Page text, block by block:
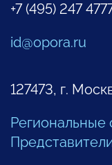
+7 (495) 247
id@opora.ru
127473, г.
Региональные